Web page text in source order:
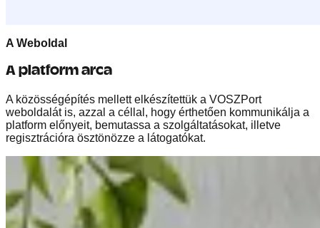
A Weboldal
A platform arca
A közösségépítés mellett elkészítettük a VOSZPort
weboldalát is, azzal a céllal, hogy érthetően kommunikálja a
platform előnyeit, bemutassa a szolgáltatásokat, illetve
regisztrációra ösztönözze a látogatókat.